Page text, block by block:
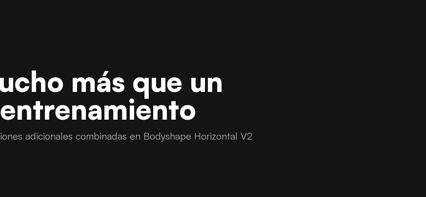
más que un
entrenamiento
adicionales combinadas en Bodyshape Horizontal V2